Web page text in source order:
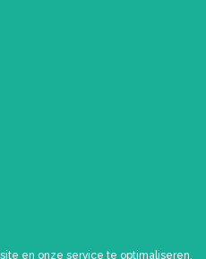
en onze service te optimaliseren.